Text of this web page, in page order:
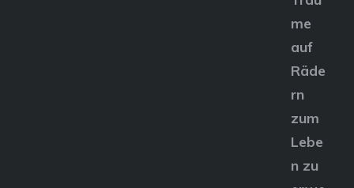
me
auf
Räde
rn
zum
Lebe
n zu